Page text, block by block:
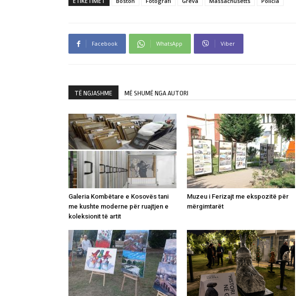
Facebook WhatsApp Viber
TË NGJASHME MË SHUMË NGA AUTORI
Galeria Kombëtare e Kosovës tani
me kushte moderne për ruajtjen e
koleksionit të artit
Muzeu i Ferizajt me ekspozitë për
mërgimtarët